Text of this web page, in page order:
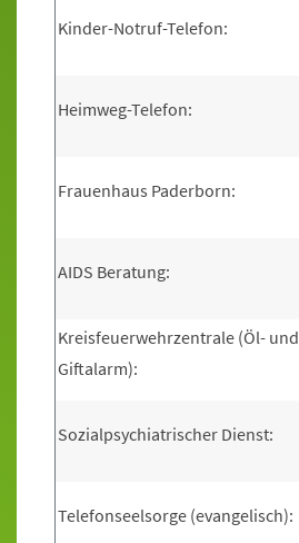
Kinder-Notruf-Telefon:
Heimweg-Telefon:
Frauenhaus Paderborn:
AIDS Beratung:
Kreisfeuerwehrzentrale (Öl- und
Giftalarm):
Sozialpsychiatrischer Dienst:
Telefonseelsorge (evangelisch):